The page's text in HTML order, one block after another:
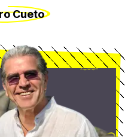
Cueto